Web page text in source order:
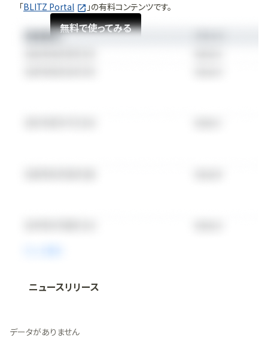
「BLITZ Portal 」の有料コンテンツです。
無料で使ってみる
法人向け情報プラットフォーム
無料で使ってみる
ニュースリリース
データがありません